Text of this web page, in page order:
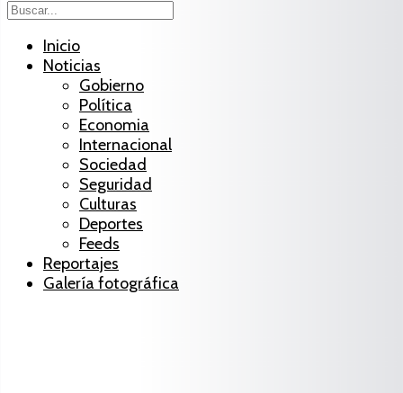
Inicio
Noticias
Gobierno
Política
Economia
Internacional
Sociedad
Seguridad
Culturas
Deportes
Feeds
Reportajes
Galería fotográfica